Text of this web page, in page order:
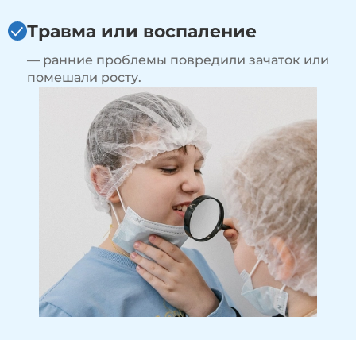
Травма или воспаление
— ранние проблемы повредили зачаток или
помешали росту.